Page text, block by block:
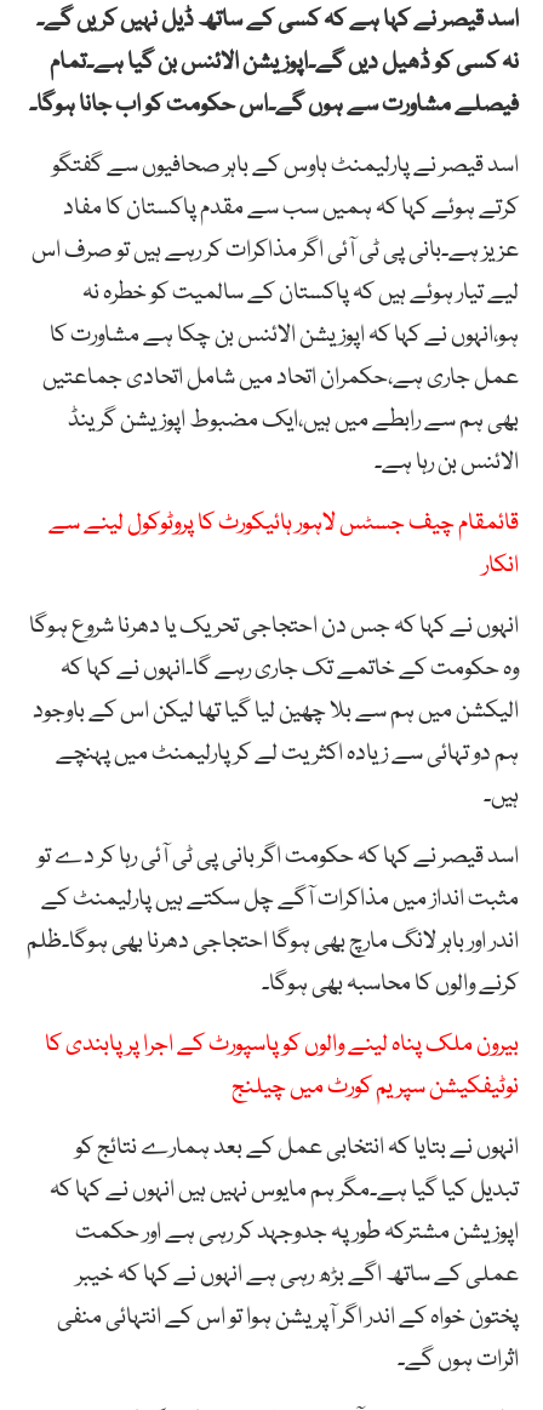
اسد قیصر نے کہا ہے کہ کسی کے ساتھ ڈیل نہیں کریں گے۔
نہ کسی کو ڈھیل دیں گے۔اپوزیشن الائنس بن گیا ہے۔تمام
فیصلے مشاورت سے ہوں گے۔اس حکومت کو اب جانا ہوگا۔
اسد قیصر نے پارلیمنٹ ہاوس کے باہر صحافیوں سے گفتگو
کرتے ہوئے کہا کہ ہمیں سب سے مقدم پاکستان کا مفاد
عزیز ہے۔بانی پی ٹی آئی اگر مذاکرات کر رہے ہیں تو صرف اس
لیے تیار ہوئے ہیں کہ پاکستان کے سالمیت کو خطرہ نہ
ہو،انہوں نے کہا کہ اپوزیشن الائنس بن چکا ہے مشاورت کا
عمل جاری ہے،حکمران اتحاد میں شامل اتحادی جماعتیں
بھی ہم سے رابطے میں ہیں،ایک مضبوط اپوزیشن گرینڈ
الائنس بن رہا ہے۔
قائمقام چیف جسٹس لاہور ہائیکورٹ کا پروٹوکول لینے سے
انکار
انہوں نے کہا کہ جس دن احتجاجی تحریک یا دھرنا شروع ہوگا
وہ حکومت کے خاتمے تک جاری رہے گا۔انہوں نے کہا کہ
الیکشن میں ہم سے بلا چھین لیا گیا تھا لیکن اس کے باوجود
ہم دو تہائی سے زیادہ اکثریت لے کر پارلیمنٹ میں پہنچے
ہیں۔
اسد قیصر نے کہا کہ حکومت اگر بانی پی ٹی آئی رہا کر دے تو
مثبت انداز میں مذاکرات آگے چل سکتے ہیں پارلیمنٹ کے
اندر اور باہر لانگ مارچ بھی ہوگا احتجاجی دھرنا بھی ہوگا۔ظلم
کرنے والوں کا محاسبہ بھی ہوگا۔
بیرون ملک پناہ لینے والوں کو پاسپورٹ کے اجرا پر پابندی کا
نوٹیفکیشن سپریم کورٹ میں چیلنج
انہوں نے بتایا کہ انتخابی عمل کے بعد ہمارے نتائج کو
تبدیل کیا گیا ہے۔مگر ہم مایوس نہیں ہیں انہوں نے کہا کہ
اپوزیشن مشترکہ طور پہ جدوجہد کر رہی ہے اور حکمت
عملی کے ساتھ اگے بڑھ رہی ہے انہوں نے کہا کہ خیبر
پختون خواہ کے اندر اگر آپریشن ہوا تو اس کے انتہائی منفی
اثرات ہوں گے۔